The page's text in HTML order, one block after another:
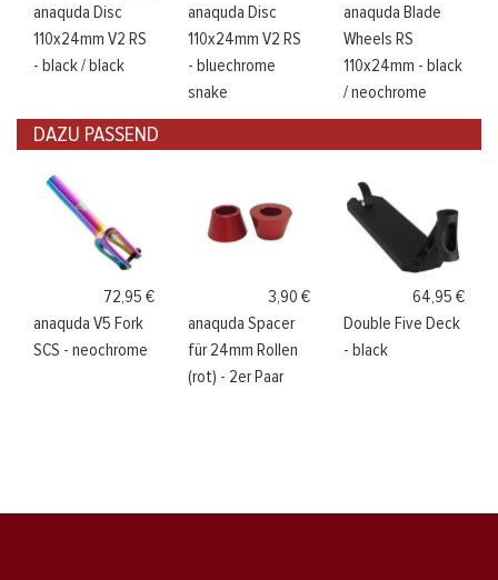
anaquda Disc
110x24mm V2 RS
- black / black
anaquda Disc
110x24mm V2 RS
- bluechrome
snake
anaquda Blade
Wheels RS
110x24mm - black
/ neochrome
DAZU PASSEND
72,95 €
anaquda V5 Fork
SCS - neochrome
3,90 €
anaquda Spacer
für 24mm Rollen
(rot) - 2er Paar
64,95 €
Double Five Deck
- black